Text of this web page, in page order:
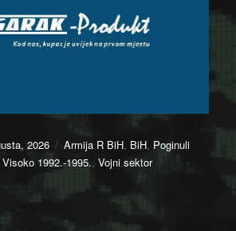
2026 Categories
Armija R BiH, BiH, Poginuli
Visoko 1992.-1995.,Vojni sektor